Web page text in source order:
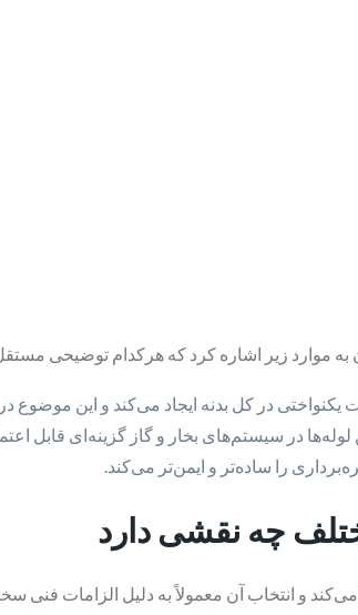
موارد زیر اشاره کرد که هرکدام توضیحی
یکنواختی در کل بدنه ایجاد می‌کند و این موضوع
در سیستم‌های بخار و گاز گزینه‌ای قابل
را ساده‌تر و ایمن‌تر می‌کند.
چه نقشی دارد
و انتخاب آن معمولاً به دلیل الزامات